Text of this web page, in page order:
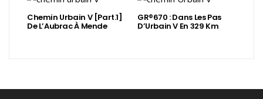
Chemin Urbain V [Part.1]
De L’Aubrac À Mende
GR®670 : Dans Les Pas
D’Urbain V En 329 Km